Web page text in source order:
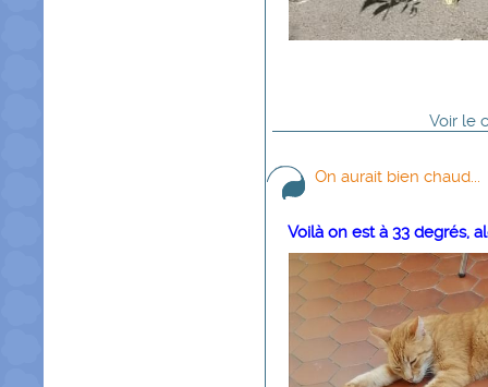
Voir le
On aurait bien chaud...
Voilà on est à 33 degrés,